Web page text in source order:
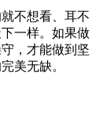
不想看、耳不
一样。如果做
，才能做到坚
美无缺。